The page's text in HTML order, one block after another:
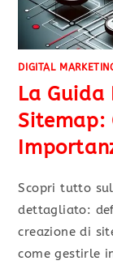
DIGITAL
La
Sitemap:
Scopri tutto
dettagliato:
creazione di
come gestirle